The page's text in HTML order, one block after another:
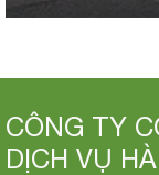
CÔNG TY
DỊCH VỤ